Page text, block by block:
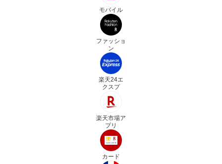
モバイル
ファッショ
ン
楽天24エ
クスプ
楽天市場ア
プリ
カード